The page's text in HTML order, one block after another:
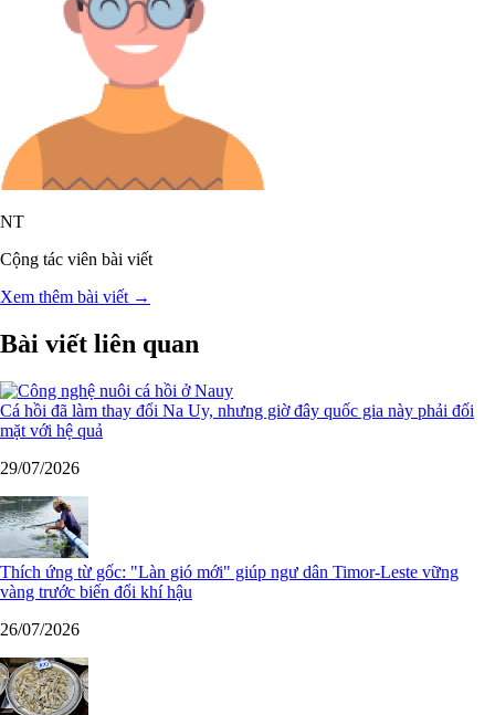
NT
Cộng tác viên bài viết
Xem thêm bài viết →
Bài viết liên quan
Cá hồi đã làm thay đổi Na Uy, nhưng giờ đây quốc gia này phải đối
mặt với hệ quả
29/07/2026
Thích ứng từ gốc: "Làn gió mới" giúp ngư dân Timor-Leste vững
vàng trước biến đổi khí hậu
26/07/2026